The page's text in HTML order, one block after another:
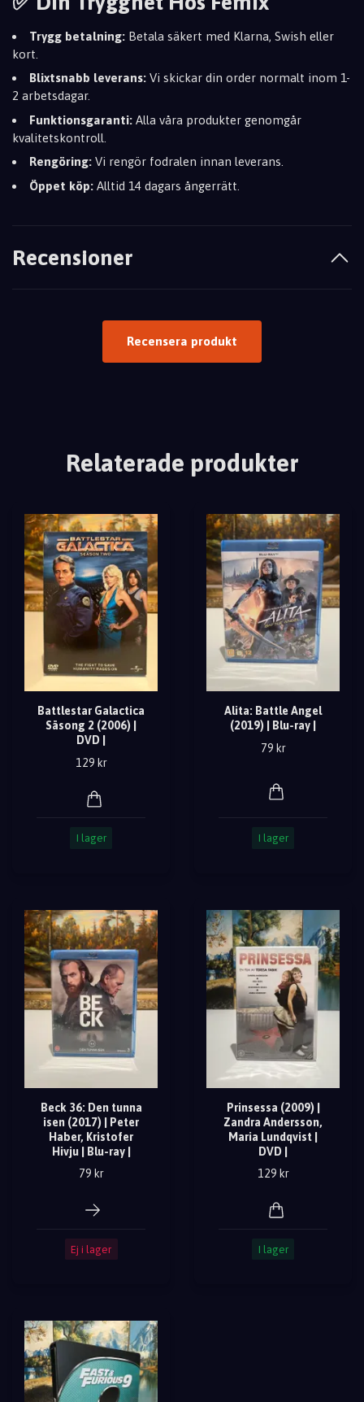
Trygg betalning: Betala säkert med Klarna, Swish eller
kort.
Blixtsnabb leverans: Vi skickar din order normalt inom 1-
2 arbetsdagar.
Funktionsgaranti: Alla våra produkter genomgår
kvalitetskontroll.
Rengöring: Vi rengör fodralen innan leverans.
Öppet köp: Alltid 14 dagars ångerrätt.
Recensioner
Recensera produkt
Relaterade produkter
Battlestar Galactica
Säsong 2 (2006) |
DVD |
129 kr
I lager
Alita: Battle Angel
(2019) | Blu-ray |
79 kr
I lager
Beck 36: Den tunna
isen (2017) | Peter
Haber, Kristofer
Hivju | Blu-ray |
79 kr
Ej i lager
Prinsessa (2009) |
Zandra Andersson,
Maria Lundqvist |
DVD |
129 kr
I lager